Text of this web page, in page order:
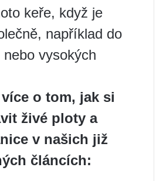
keře, když je
například do
vysokých
o tom, jak si
živé ploty a
v našich již
článcích: